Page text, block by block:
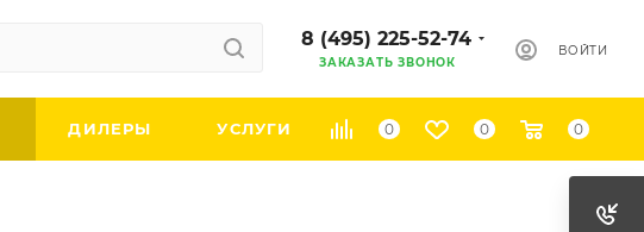
8 (495) 225-52-74
ЗАКАЗАТЬ ЗВОНОК
ВОЙТИ
0 0 0
ДИЛЕРЫ УСЛУГИ